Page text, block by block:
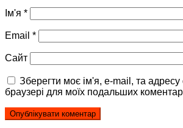
Ім'я *
Email *
Сайт
Зберегти моє ім'я, e-mail, та
браузері для моїх подальших